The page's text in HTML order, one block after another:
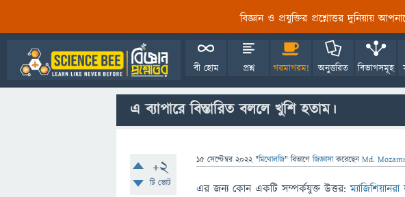
বিজ্ঞান ও প্রযুক্তির প্রশ্নোত্তর দুনিয়ায়
বী হোম প্রশ্ন গরমাগরম! অনুত্তরিত বিভাগসমূহ
এ ব্যাপারে বিস্তারিত বললে খুশি হতাম।
+2
টি ভোট
15 সেপ্টেম্বর 2022 "মিথোলজি" বিভাগে জিজ্ঞাসাকরেছেনMd.
এর জন্য কোন একটি সম্পর্কযুক্ত উত্তর: